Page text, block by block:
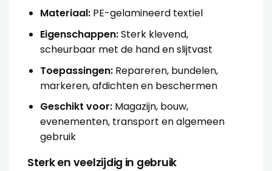
Materiaal:PE-gelamineerd textiel
Eigenschappen:Sterk klevend,
scheurbaar met de hand en slijtvast
Toepassingen:Repareren, bundelen,
markeren, afdichten en beschermen
Geschikt voor:Magazijn, bouw,
evenementen, transport en algemeen
gebruik
Sterk en veelzijdig in gebruik